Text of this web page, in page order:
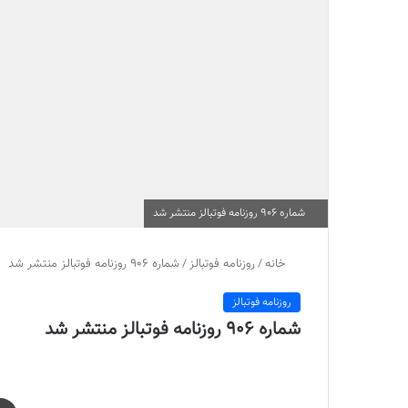
شماره 906 روزنامه فوتبالز منتشر شد
خانه/روزنامه فوتبالز/شماره 906 روزنامه فوتبالز منتشر شد
روزنامه فوتبالز
شماره 906 روزنامه فوتبالز منتشر شد